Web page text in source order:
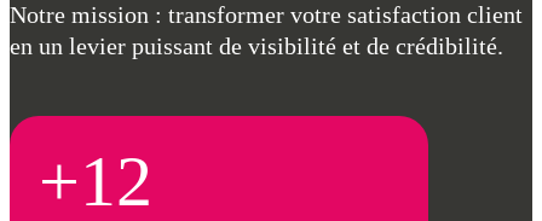
Notre mission : transformer votre satisfaction client
en un levier puissant de visibilité et de crédibilité.
+12